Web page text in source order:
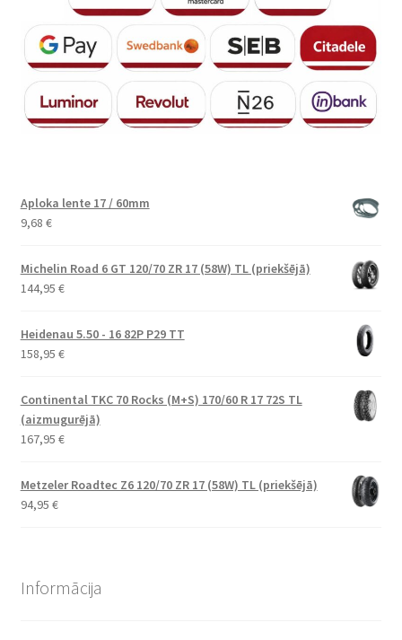
Aploka lente 17 / 60mm
9,68 €
Michelin Road 6 GT 120/70 ZR 17 (58W) TL (priekšējā)
144,95 €
Heidenau 5.50 - 16 82P P29 TT
158,95 €
Continental TKC 70 Rocks (M+S) 170/60 R 17 72S TL
(aizmugurējā)
167,95 €
Metzeler Roadtec Z6 120/70 ZR 17 (58W) TL (priekšējā)
94,95 €
Informācija